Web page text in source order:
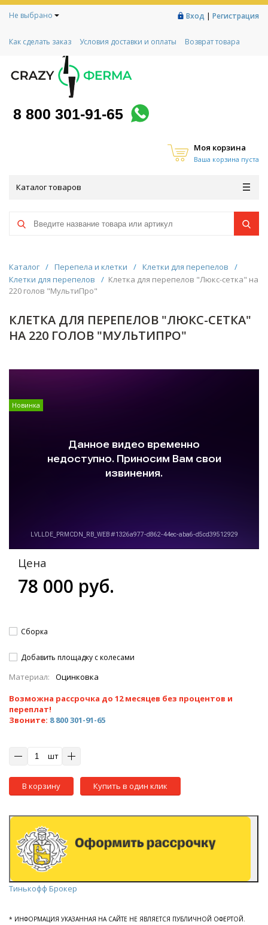
Не выбрано Вход | Регистрация
Как сделать заказ Условия доставки и оплаты
Возврат товара
Контакты
Социальный контракт
Любимая ферма
8 800 301-91-65
Моя корзина
Ваша корзина пуста
Каталог товаров
Каталог / Перепела и клетки / Клетки для перепелов
/
Клетки для перепелов
/ Клетка для перепелов "Люкс-сетка" на
220 голов "МультиПро"
КЛЕТКА ДЛЯ ПЕРЕПЕЛОВ "ЛЮКС-СЕТКА"
НА 220 ГОЛОВ "МУЛЬТИПРО"
Новинка
Цена
78 000 руб.
Сборка
Добавить площадку с колесами
Материал:
Оцинковка
Возможна рассрочка до 12 месяцев без процентов и
переплат!
Звоните: 8 800 301-91-65
шт
В корзину Купить в один клик
Тинькофф Брокер
* ИНФОРМАЦИЯ УКАЗАННАЯ НА САЙТЕ НЕ ЯВЛЯЕТСЯ ПУБЛИЧНОЙ ОФЕРТОЙ.